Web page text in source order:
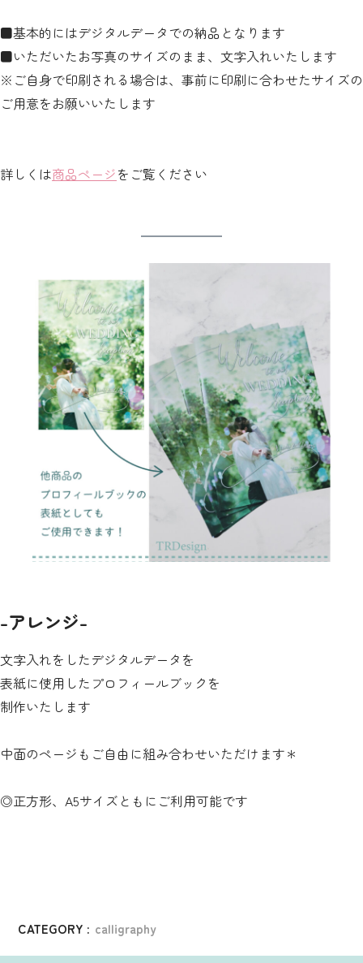
■基本的にはデジタルデータでの納品となります
■いただいたお写真のサイズのまま、文字入れいたします
※ご自身で印刷される場合は、事前に印刷に合わせたサイズの
ご用意をお願いいたします
詳しくは商品ページをご覧ください
-アレンジ-
文字入れをしたデジタルデータを
表紙に使用したプロフィールブックを
制作いたします
中面のページもご自由に組み合わせいただけます＊
◎正方形、A5サイズともにご利用可能です
CATEGORY : calligraphy